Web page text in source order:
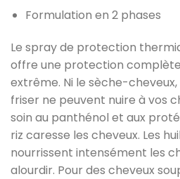
Formulation en 2 phases
Le spray de protection
offre une protection
extrême. Ni le sèche-cheveux,
friser ne peuvent nuire à vos
soin au panthénol et aux
riz caresse les cheveux. Les
nourrissent intensément les
alourdir. Pour des cheveux